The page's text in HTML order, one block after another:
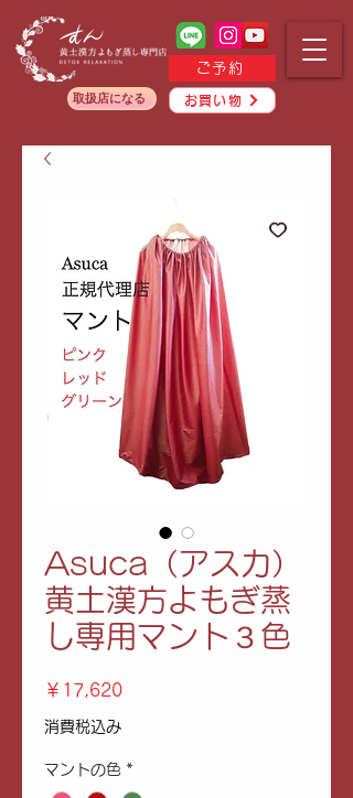
ご予約
お買い物
取扱店になる
Asuca（アスカ）
黄土漢方よもぎ蒸
し専用マント３色
￥17,620価
消費税込み
マントの色 *